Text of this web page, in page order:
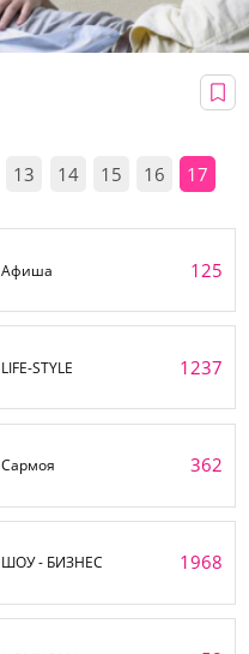
13 14 15 16 17
Афиша 125
LIFE-STYLE 1237
Сармоя 362
ШОУ - БИЗНЕС 1968